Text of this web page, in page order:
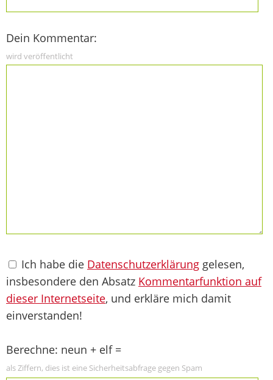
Dein Kommentar:
wird veröffentlicht
Ich habe die Datenschutzerklärung gelesen,
insbesondere den Absatz Kommentarfunktion auf
dieser Internetseite, und erkläre mich damit
einverstanden!
Berechne: neun + elf =
als Ziffern, dies ist eine Sicherheitsabfrage gegen Spam